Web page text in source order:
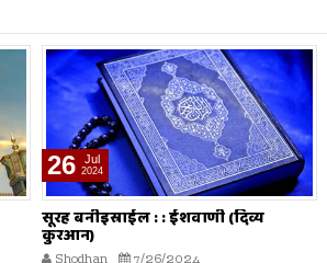
26 Jul
2024
सूरह बनीइस्राईल : : ईशवाणी (दिव्य
कुरआन)